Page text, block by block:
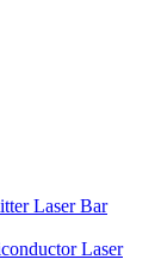
Laser Bar
Laser